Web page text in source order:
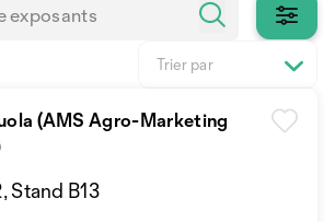
Trier par
(AMS Agro-Marketing
Stand B13